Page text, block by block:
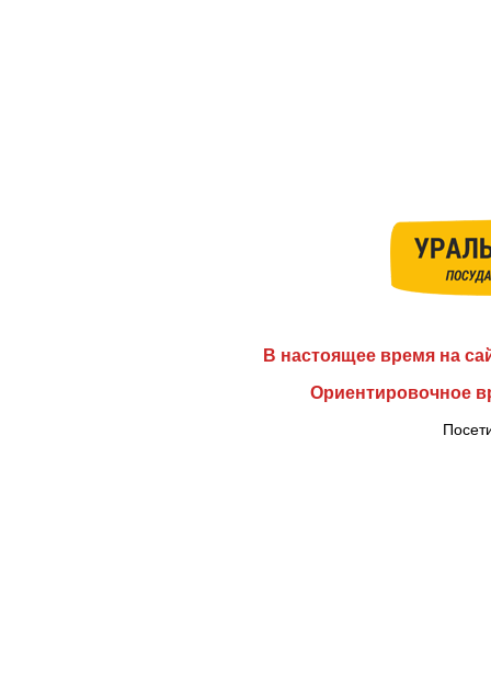
В настоящее время на
Ориентировочное